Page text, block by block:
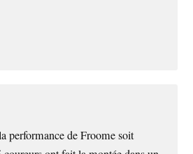
performance de Froome soit